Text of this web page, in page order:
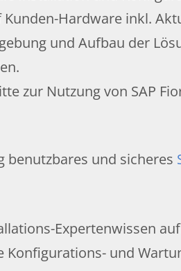
Hardware inkl.
und Aufbau der
zur Nutzung von SAP
benutzbares und sicheres
Expertenwissen
und